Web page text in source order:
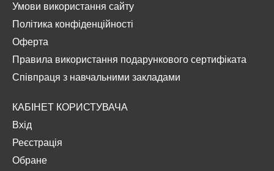
Умови використання сайту
Політика конфіденційності
Оферта
Правила використання подарункового сертифіката
Співпраця з навчальними закладами
КАБІНЕТ КОРИСТУВАЧА
Вхід
Реєстрація
Обране